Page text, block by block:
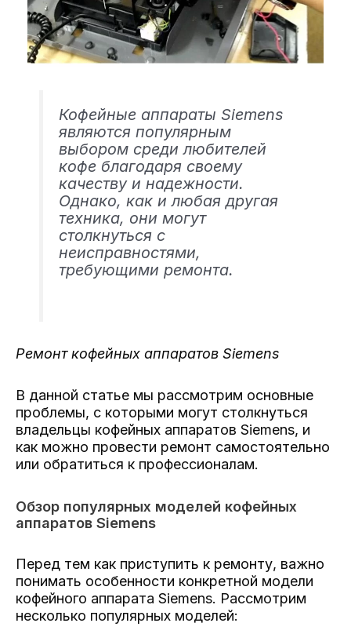
Кофейные аппараты Siemens
являются популярным
выбором среди любителей
кофе благодаря своему
качеству и надежности.
Однако, как и любая другая
техника, они могут
столкнуться с
неисправностями,
требующими ремонта.
Ремонт кофейных аппаратов Siemens
В данной статье мы рассмотрим основные
проблемы, с которыми могут столкнуться
владельцы кофейных аппаратов Siemens, и
как можно провести ремонт самостоятельно
или обратиться к профессионалам.
Обзор популярных моделей кофейных
аппаратов Siemens
Перед тем как приступить к ремонту, важно
понимать особенности конкретной модели
кофейного аппарата Siemens. Рассмотрим
несколько популярных моделей: